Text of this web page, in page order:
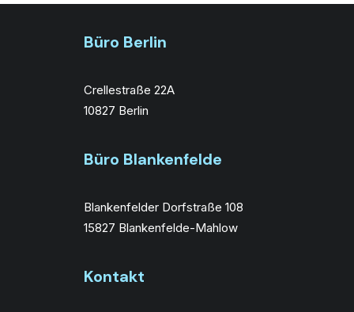
Büro Berlin
Crellestraße 22A
10827 Berlin
Büro Blankenfelde
Blankenfelder Dorfstraße 108
15827 Blankenfelde-Mahlow
Kontakt